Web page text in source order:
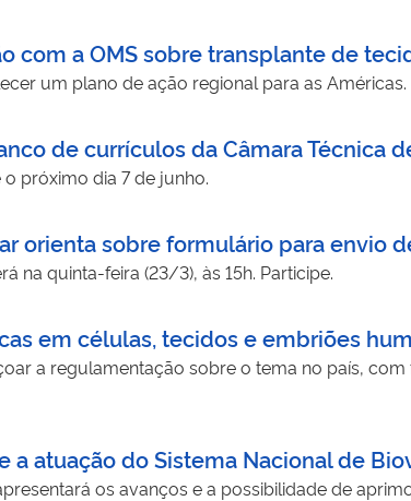
com a OMS sobre transplante de
um plano de ação regional para as Américas.
de currículos da Câmara Técnica
próximo dia 7 de junho.
orienta sobre formulário para envio
na quinta-feira (23/3), às 15h. Participe.
em células, tecidos e embriões
a regulamentação sobre o tema no país,
a atuação do Sistema Nacional de
os avanços e a possibilidade de